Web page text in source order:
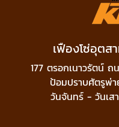
เฟืองโซ่อุตส
177 ตรอกเนาวรัตน์
ป้อมปราบศัตรูพ่
วันจันทร์ - วันเส